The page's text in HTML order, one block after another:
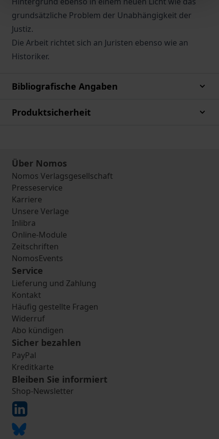
grundsätzliche Problem der Unabhängigkeit der
Justiz.
Die Arbeit richtet sich an Juristen ebenso wie an
Historiker.
Bibliografische Angaben
Produktsicherheit
Über Nomos
Nomos Verlagsgesellschaft
Presseservice
Karriere
Unsere Verlage
Inlibra
Online-Module
Zeitschriften
NomosEvents
Service
Lieferung und Zahlung
Kontakt
Häufig gestellte Fragen
Widerruf
Abo kündigen
Sicher bezahlen
PayPal
Kreditkarte
Bleiben Sie informiert
Shop-Newsletter